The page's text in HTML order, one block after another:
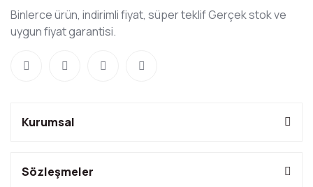
Binlerce ürün, indirimli fiyat, süper teklif Gerçek stok ve
uygun fiyat garantisi.
Kurumsal
Sözleşmeler